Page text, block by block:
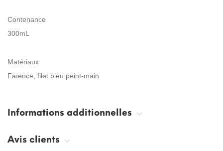
Contenance
300mL
Matériaux
Faïence, filet bleu peint-main
Informations additionnelles
Avis clients